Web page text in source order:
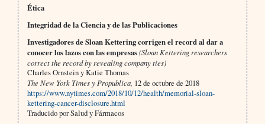
Ética
Integridad de la Ciencia y de las Publicaciones
Investigadores de Sloan Kettering corrigen el record al dar a
conocer los lazos con las empresas(Sloan Kettering researchers
correct the record by revealing company ties)
Charles Ornstein y Katie Thomas
The New York Times y Propublica, 12 de octubre de 2018
https://www.nytimes.com/2018/10/12/health/memorial-sloan-
kettering-cancer-disclosure.html
Traducido por Salud y Fármacos